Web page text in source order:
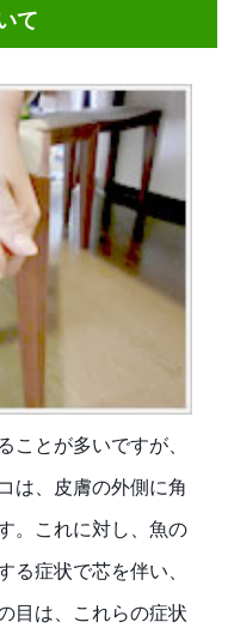
て
ことが多いですが、
は、皮膚の外側に角
。これに対し、魚の
る症状で芯を伴い、
目は、これらの症状